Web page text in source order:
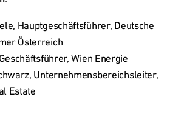
Hauptgeschäftsführer, Deutsche
Unternehmensbereichsleiter,